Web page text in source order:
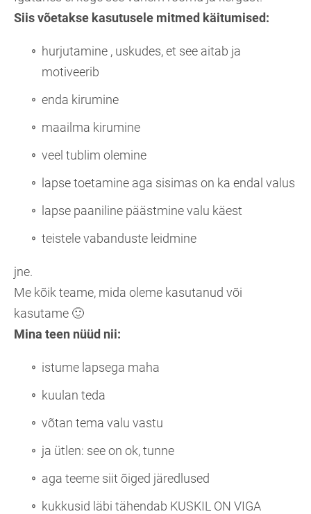
Siis võetakse kasutusele mitmed käitumised:
hurjutamine , uskudes, et see aitab ja
motiveerib
enda kirumine
maailma kirumine
veel tublim olemine
lapse toetamine aga sisimas on ka endal valus
lapse paaniline päästmine valu käest
teistele vabanduste leidmine
jne.
Me kõik teame, mida oleme kasutanud või
kasutame 🙂
Mina teen nüüd nii:
istume lapsega maha
kuulan teda
võtan tema valu vastu
ja ütlen: see on ok, tunne
aga teeme siit õiged järedlused
kukkusid läbi tähendab KUSKIL ON VIGA